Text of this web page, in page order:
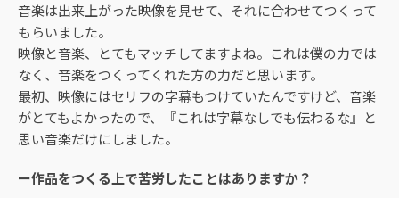
音楽は出来上がった映像を見せて、それに合わせてつくって
もらいました。
映像と音楽、とてもマッチしてますよね。これは僕の力では
なく、音楽をつくってくれた方の力だと思います。
最初、映像にはセリフの字幕もつけていたんですけど、音楽
がとてもよかったので、『これは字幕なしでも伝わるな』と
思い音楽だけにしました。
ー作品をつくる上で苦労したことはありますか？